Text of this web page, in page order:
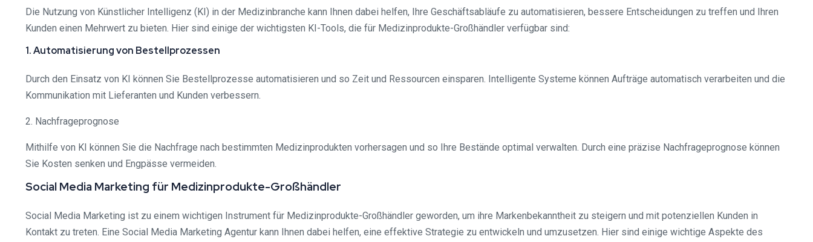
Die Nutzung von Künstlicher Intelligenz (KI) in der Medizinbranche kann Ihnen dabei helfen, Ihre Geschäftsabläufe zu automatisieren, bessere Entscheidungen zu treffen und Ihren
Kunden einen Mehrwert zu bieten. Hier sind einige der wichtigsten KI-Tools, die für Medizinprodukte-Großhändler verfügbar sind:
1. Automatisierung von Bestellprozessen
Durch den Einsatz von KI können Sie Bestellprozesse automatisieren und so Zeit und Ressourcen einsparen. Intelligente Systeme können Aufträge automatisch verarbeiten und die
Kommunikation mit Lieferanten und Kunden verbessern.
2. Nachfrageprognose
Mithilfe von KI können Sie die Nachfrage nach bestimmten Medizinprodukten vorhersagen und so Ihre Bestände optimal verwalten. Durch eine präzise Nachfrageprognose können
Sie Kosten senken und Engpässe vermeiden.
Social Media Marketing für Medizinprodukte-Großhändler
Social Media Marketing ist zu einem wichtigen Instrument für Medizinprodukte-Großhändler geworden, um ihre Markenbekanntheit zu steigern und mit potenziellen Kunden in
Kontakt zu treten. Eine Social Media Marketing Agentur kann Ihnen dabei helfen, eine effektive Strategie zu entwickeln und umzusetzen. Hier sind einige wichtige Aspekte des